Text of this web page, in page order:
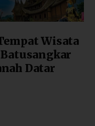
Wisata
Datar